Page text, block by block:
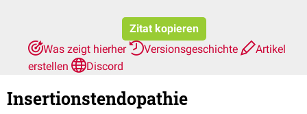
Zitat kopieren
Was zeigt hierher
Versionsgeschichte
Artikel
erstellen
Discord
Insertionstendopathie